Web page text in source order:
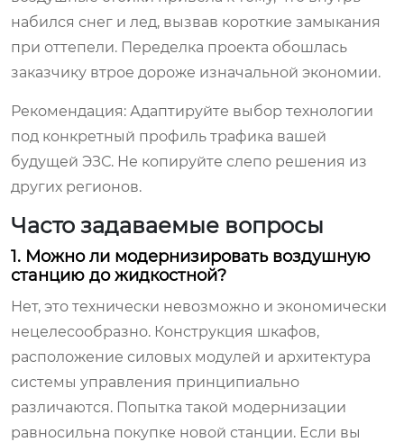
набился снег и лед, вызвав короткие замыкания
при оттепели. Переделка проекта обошлась
заказчику втрое дороже изначальной экономии.
Рекомендация: Адаптируйте выбор технологии
под конкретный профиль трафика вашей
будущей ЭЗС. Не копируйте слепо решения из
других регионов.
Часто задаваемые вопросы
1. Можно ли модернизировать воздушную
станцию до жидкостной?
Нет, это технически невозможно и экономически
нецелесообразно. Конструкция шкафов,
расположение силовых модулей и архитектура
системы управления принципиально
различаются. Попытка такой модернизации
равносильна покупке новой станции. Если вы